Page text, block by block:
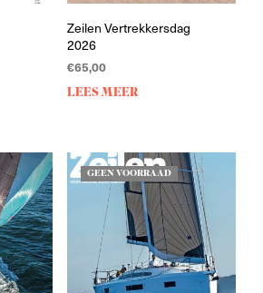
Zeilen Vertrekkersdag
2026
€65,00
LEES MEER
GEEN VOORRAAD